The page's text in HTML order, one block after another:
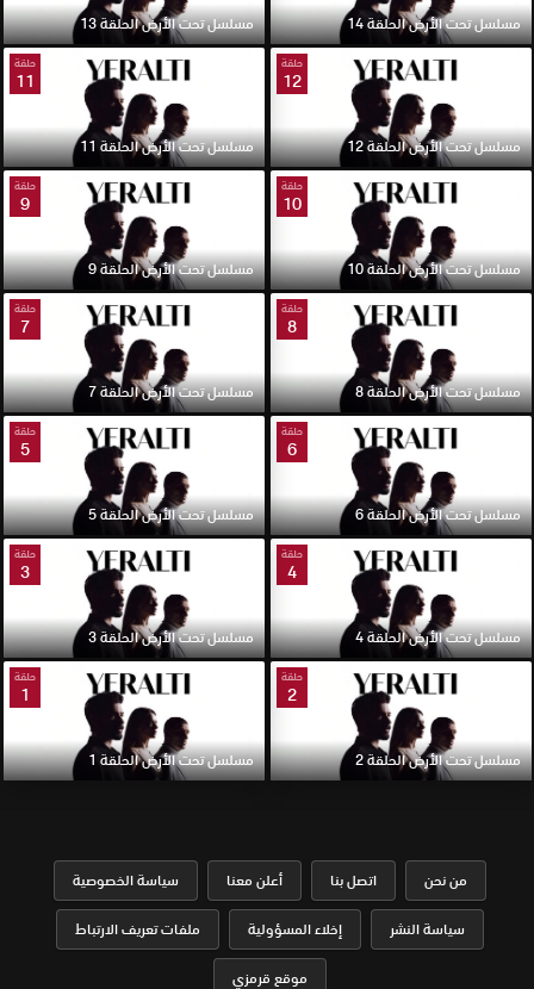
مسلسل تحت الأرض الحلقة 14 مسلسل تحت الأرض الحلقة 13
حلقة
12
مسلسل تحت الأرض الحلقة 12
حلقة
11
مسلسل تحت الأرض الحلقة 11
حلقة
10
مسلسل تحت الأرض الحلقة 10
حلقة
9
مسلسل تحت الأرض الحلقة 9
حلقة
8
مسلسل تحت الأرض الحلقة 8
حلقة
7
مسلسل تحت الأرض الحلقة 7
حلقة
6
مسلسل تحت الأرض الحلقة 6
حلقة
5
مسلسل تحت الأرض الحلقة 5
حلقة
4
مسلسل تحت الأرض الحلقة 4
حلقة
3
مسلسل تحت الأرض الحلقة 3
حلقة
2
مسلسل تحت الأرض الحلقة 2
حلقة
1
مسلسل تحت الأرض الحلقة 1
من نحن اتصل بنا أعلن معنا
سياسة الخصوصية
سياسة النشر
إخلاء المسؤولية
ملفات تعريف الارتباط
موقع قرمزي